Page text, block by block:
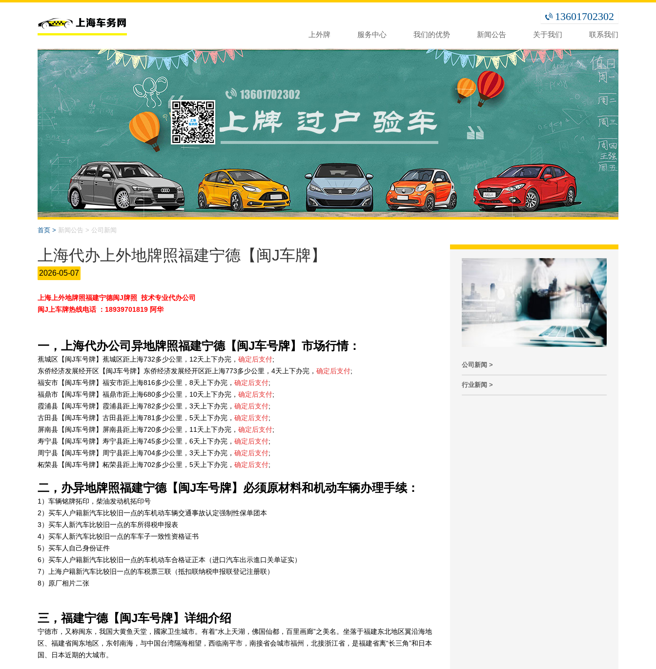
13601702302
上外牌 服务中心 我们的优势 新闻公告 关于我们 联系我们
首页 > 新闻公告 > 公司新闻
上海代办上外地牌照福建宁德【闽J车牌】
2026-05-07
上海上外地牌照福建宁德闽J牌照 技术专业代办公司
闽J上车牌热线电话 ：18939701819 阿华
一，上海代办公司异地牌照福建宁德【闽J车号牌】市场行情：
蕉城区【闽J车号牌】蕉城区距上海732多少公里，12天上下办完， 确定后支付;
东侨经济发展经开区【闽J车号牌】东侨经济发展经开区距上海773多少公里，4天上下办完， 确定后支付;
福安市【闽J车号牌】福安市距上海816多少公里，8天上下办完， 确定后支付;
福鼎市【闽J车号牌】福鼎市距上海680多少公里，10天上下办完， 确定后支付;
霞浦县【闽J车号牌】霞浦县距上海782多少公里，3天上下办完， 确定后支付;
古田县【闽J车号牌】古田县距上海781多少公里，5天上下办完， 确定后支付;
屏南县【闽J车号牌】屏南县距上海720多少公里，11天上下办完， 确定后支付;
寿宁县【闽J车号牌】寿宁县距上海745多少公里，6天上下办完， 确定后支付;
周宁县【闽J车号牌】周宁县距上海704多少公里，3天上下办完， 确定后支付;
柘荣县【闽J车号牌】柘荣县距上海702多少公里，5天上下办完， 确定后支付;
二，办异地牌照福建宁德【闽J车号牌】必须原材料和机动车辆办理手续：
1）车辆铭牌拓印，柴油发动机拓印号
2）买车人户籍新汽车比较旧一点的车机动车辆交通事故认定强制性保单团本
3）买车人新汽车比较旧一点的车所得税申报表
4）买车人新汽车比较旧一点的车车子一致性资格证书
5）买车人自己身份证件
6）买车人户籍新汽车比较旧一点的车机动车合格证正本（进口汽车出示進口关单证实）
7）上海户籍新汽车比较旧一点的车税票三联（抵扣联纳税申报联登记注册联）
8）原厂相片二张
三，福建宁德【闽J车号牌】详细介绍
宁德市，又称闽东，我国大黄鱼天堂，國家卫生城市。有着“水上天湖，佛国仙都，百里画廊”之美名。坐落于福建东北地区翼沿海地
区、福建省闽东地区，东邻南海，与中国台湾隔海相望，西临南平市，南接省会城市福州，北接浙江省，是福建省离“长三角”和日本
国、日本近期的大城市。
公司新闻 >
行业新闻 >